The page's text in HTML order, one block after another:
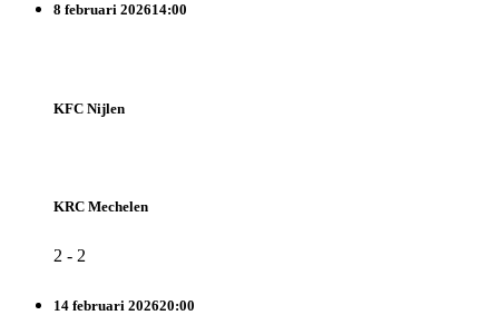
8 februari 202614:00
KFC Nijlen
KRC Mechelen
2 - 2
14 februari 202620:00